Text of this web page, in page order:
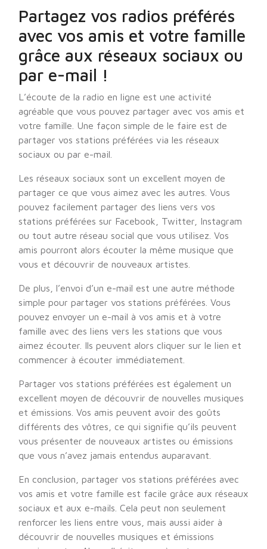
Partagez vos radios préférés
avec vos amis et votre famille
grâce aux réseaux sociaux ou
par e-mail !
L’écoute de la radio en ligne est une activité
agréable que vous pouvez partager avec vos amis et
votre famille. Une façon simple de le faire est de
partager vos stations préférées via les réseaux
sociaux ou par e-mail.
Les réseaux sociaux sont un excellent moyen de
partager ce que vous aimez avec les autres. Vous
pouvez facilement partager des liens vers vos
stations préférées sur Facebook, Twitter, Instagram
ou tout autre réseau social que vous utilisez. Vos
amis pourront alors écouter la même musique que
vous et découvrir de nouveaux artistes.
De plus, l’envoi d’un e-mail est une autre méthode
simple pour partager vos stations préférées. Vous
pouvez envoyer un e-mail à vos amis et à votre
famille avec des liens vers les stations que vous
aimez écouter. Ils peuvent alors cliquer sur le lien et
commencer à écouter immédiatement.
Partager vos stations préférées est également un
excellent moyen de découvrir de nouvelles musiques
et émissions. Vos amis peuvent avoir des goûts
différents des vôtres, ce qui signifie qu’ils peuvent
vous présenter de nouveaux artistes ou émissions
que vous n’avez jamais entendus auparavant.
En conclusion, partager vos stations préférées avec
vos amis et votre famille est facile grâce aux réseaux
sociaux et aux e-mails. Cela peut non seulement
renforcer les liens entre vous, mais aussi aider à
découvrir de nouvelles musiques et émissions